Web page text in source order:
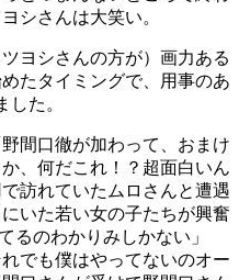
シさんは大笑い。
ヨシさんの方が）画力ある
たタイミングで、用事のあ
た。
間口徹が加わって、おまけ
、何だこれ！？超面白いん
訪れていたムロさんと遭遇
いた若い女の子たちが興奮
るのわかりみしかない」
でも僕はやってないのオー